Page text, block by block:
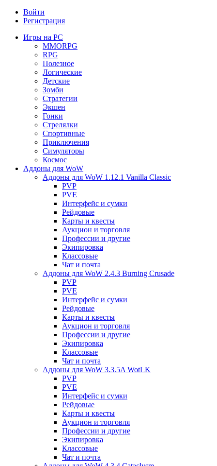
Войти
Регистрация
Игры на PC
MMORPG
RPG
Полезное
Логические
Детские
Зомби
Стратегии
Экшен
Гонки
Стрелялки
Спортивные
Приключения
Симуляторы
Космос
Аддоны для WoW
Аддоны для WoW 1.12.1 Vanilla Classic
PVP
PVE
Интерфейс и сумки
Рейдовые
Карты и квесты
Аукцион и торговля
Профессии и другие
Экипировка
Классовые
Чат и почта
Аддоны для WoW 2.4.3 Burning Crusade
PVP
PVE
Интерфейс и сумки
Рейдовые
Карты и квесты
Аукцион и торговля
Профессии и другие
Экипировка
Классовые
Чат и почта
Аддоны для WoW 3.3.5A WotLK
PVP
PVE
Интерфейс и сумки
Рейдовые
Карты и квесты
Аукцион и торговля
Профессии и другие
Экипировка
Классовые
Чат и почта